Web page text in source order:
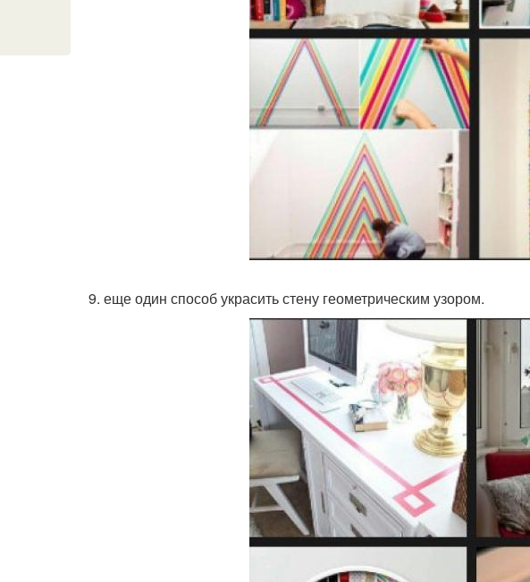
9. еще один способ украсить стену геометрическим узором.